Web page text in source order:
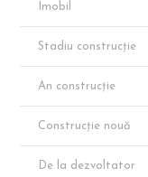
Imobil
Stadiu construcție
An construcție
Construcție nouă
De la dezvoltator